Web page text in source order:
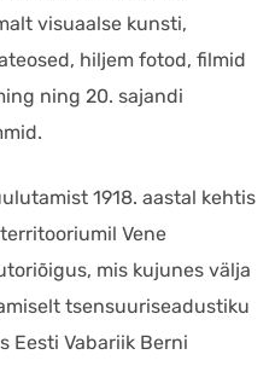
visuaalse kunsti,
hiljem fotod, filmid
ning 20. sajandi
1918. aastal kehtis
Vene
mis kujunes välja
tsensuuriseadustiku
Eesti Vabariik Berni